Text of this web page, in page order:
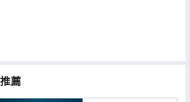
薦